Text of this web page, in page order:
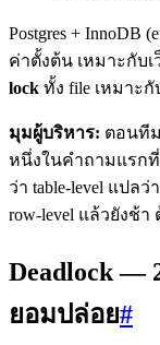
Postgres + InnoDB
ค่าตั้งต้น เหมาะกับเ
lock ทั้ง file เหมาะ
มุมผู้บริหาร: ตอนทีม
หนึ่งในคำถามแรก
ว่า table-level แปล
row-level แล้วยังช้า
Deadlock —
ยอมปล่อย#